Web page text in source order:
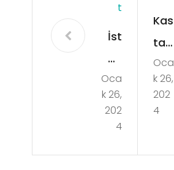
T
İst
an
bul
Bey
koz
Oca
k 26,
202
4
Kas
ta
mo
nu
Şen
ar
Oca
k 26,
202
4